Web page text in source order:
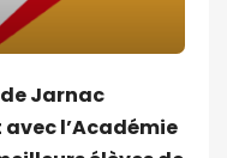
Jarnac
l’Académie